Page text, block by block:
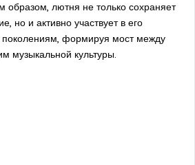
образом, лютня не только сохраняет
но и активно участвует в его
формируя мост между
музыкальной культуры.